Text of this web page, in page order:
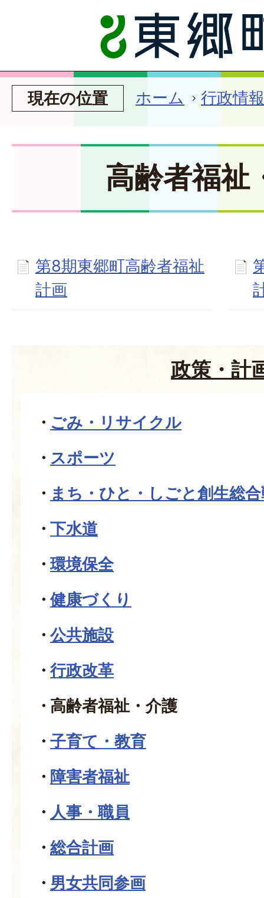
現在の位置 ホーム 行政情報
高齢者福祉
第8期東郷町高齢者福祉
計画
政策・計
ごみ・リサイクル
スポーツ
まち・ひと・しごと創生総
下水道
環境保全
健康づくり
公共施設
行政改革
高齢者福祉・介護
子育て・教育
障害者福祉
人事・職員
総合計画
男女共同参画